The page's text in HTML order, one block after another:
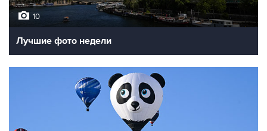
10
Лучшие фото недели